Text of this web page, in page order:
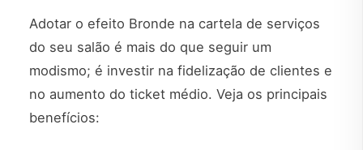
Adotar o efeito Bronde na cartela de serviços
do seu salão é mais do que seguir um
modismo; é investir na fidelização de clientes e
no aumento do ticket médio. Veja os principais
benefícios: